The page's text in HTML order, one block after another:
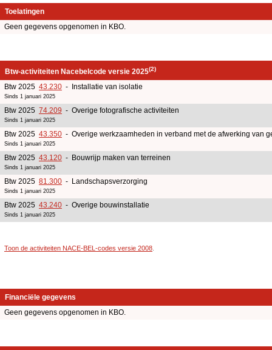
Toelatingen
Geen gegevens opgenomen in KBO.
Btw-activiteiten Nacebelcode versie 2025(2)
Btw 2025 43.230 - Installatie van isolatie
Sinds 1 januari 2025
Btw 2025 74.209 - Overige fotografische activiteiten
Sinds 1 januari 2025
Btw 2025 43.350 - Overige werkzaamheden in verband met de afwerking van
Sinds 1 januari 2025
Btw 2025 43.120 - Bouwrijp maken van terreinen
Sinds 1 januari 2025
Btw 2025 81.300 - Landschapsverzorging
Sinds 1 januari 2025
Btw 2025 43.240 - Overige bouwinstallatie
Sinds 1 januari 2025
Toon de activiteiten NACE-BEL-codes versie 2008
Financiële gegevens
Geen gegevens opgenomen in KBO.